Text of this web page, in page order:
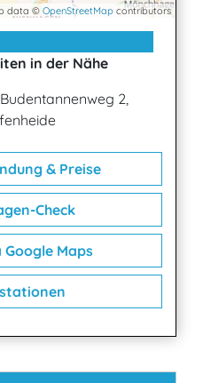
data © OpenStreetMap contributors
in der Nähe
Budentannenweg 2,
& Preise
Check
Google Maps